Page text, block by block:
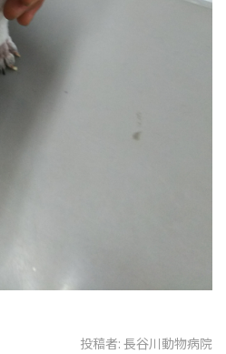
投稿者: 長谷川動物病院